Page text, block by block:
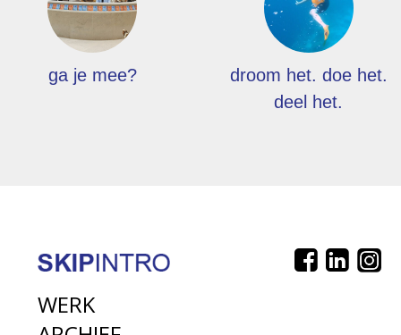
ga je mee?
droom het. doe het.
deel het.
WERK